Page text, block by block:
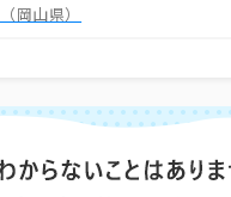
（岡山県）